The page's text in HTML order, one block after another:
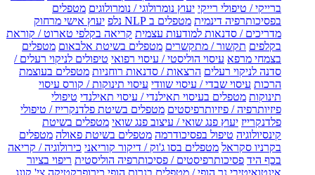
ברייקי / טיפולי רייקי יעוץ נומרולוגי / נומרולוגים מטפלים
בפסיכותרפיה דינמית מטפלים ב NLP נלפ
יעוץ אישי מרחוק
מדריכים / סדנאות למודעות עצמית קריאה בקלפי טארוט / קוראת
בקלפים תקשור / מתקשרים מטפלים בשיטת אלבאום מטפלים
בצמחי מרפא עיסוי הוליסטי / עיסוי רפואי טיפולים לניקוי רעלים /
סדנה לניקוי רעלים הרצאות / סדנאות רוחניות מטפלים בעוצמת
הרכות עיסוי שבדי / עיסוי שוודי עיסוי תינוקות / קורס עיסוי
תינוקות מטפלים בעיסוי תאילנדי / עיסוי תאילנדי טיפולי
פיזיותרפיה / פיזיותרפיסטים מטפלים בשיטת פלדנקרייז / טיפולי
פלדנקרייז יעוץ פנג שואי / עיצוב פנג שואי מטפלים בשיטת
קינסיולוגיה טיפול בפסיכודרמה מטפלים בשיטת פאולה מטפלים
בקרניו סקראל מטפלים בסו ג'וק / דיקור קוריאני כירולוגיה / קריאה
בכף היד פסיכותרפיסטים / פסיכותרפיה הוליסטית ריפוי בציור